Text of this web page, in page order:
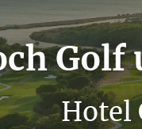
Golf